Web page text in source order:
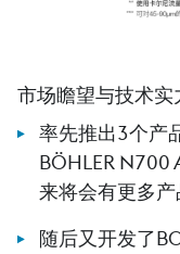
市场瞻望与技术实
率先推出3个产
BÖHLER N700
来将会有更多产
随后又开发了